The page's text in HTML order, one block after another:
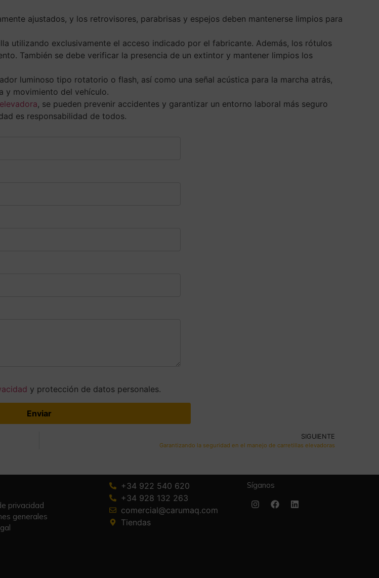
ajustados, y los retrovisores, parabrisas y espejos deben mantenerse limpios para
utilizando exclusivamente el acceso indicado por el fabricante. Además, los rótulos
También se debe verificar la presencia de un extintor y mantener limpios los
luminoso tipo rotatorio o flash, así como una señal acústica para la marcha atrás,
y movimiento del vehículo.
, se pueden prevenir accidentes y garantizar un entorno laboral más seguro
es responsabilidad de todos.
y protección de datos personales.
SIGUIENTE
Garantizando la seguridad en el manejo de carretillas elevadoras
privacidad
generales
+34 922 540 620
+34 928 132 263
comercial@carumaq.com
Tiendas
Síganos